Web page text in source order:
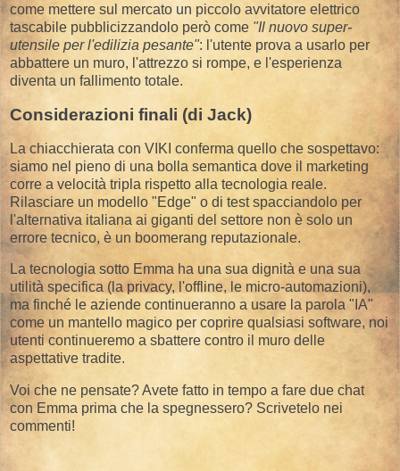
come mettere sul mercato un piccolo avvitatore elettrico
tascabile pubblicizzandolo però come "Il nuovo super-
utensile per l'edilizia pesante": l'utente prova a usarlo per
abbattere un muro, l'attrezzo si rompe, e l'esperienza
diventa un fallimento totale.
​Considerazioni finali (di Jack)
​La chiacchierata con VIKI conferma quello che sospettavo:
siamo nel pieno di una bolla semantica dove il marketing
corre a velocità tripla rispetto alla tecnologia reale.
Rilasciare un modello "Edge" o di test spacciandolo per
l'alternativa italiana ai giganti del settore non è solo un
errore tecnico, è un boomerang reputazionale.
​La tecnologia sotto Emma ha una sua dignità e una sua
utilità specifica (la privacy, l'offline, le micro-automazioni),
ma finché le aziende continueranno a usare la parola "IA"
come un mantello magico per coprire qualsiasi software, noi
utenti continueremo a sbattere contro il muro delle
aspettative tradite.
​Voi che ne pensate? Avete fatto in tempo a fare due chat
con Emma prima che la spegnessero? Scrivetelo nei
commenti!